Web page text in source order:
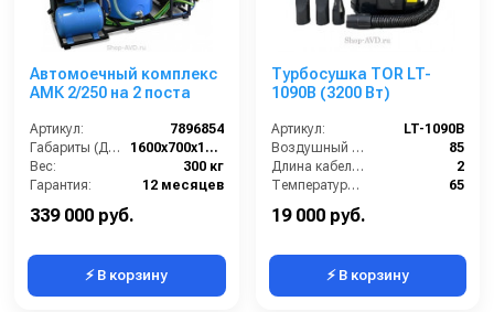
Автомоечный комплекс
АМК 2/250 на 2 поста
Артикул:
7896854
Габариты (ДхШхВ):
1600х700х1500
Вес:
300 кг
Гарантия:
12 месяцев
339 000 руб.
⚡ В корзину
Турбосушка TOR LT-
1090B (3200 Вт)
Артикул:
LT-1090B
Воздушный поток (л/сек):
85
Длина кабеля (м):
2
Температура (°C):
65
Мощность (Вт):
19 000 руб.
⚡ В корзину